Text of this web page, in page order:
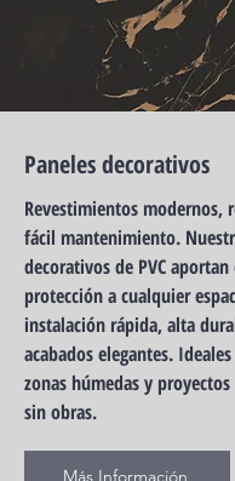
Paneles decorativos
Revestimientos modernos,
fácil mantenimiento.
decorativos de PVC
protección a cualquier
instalación rápida, alta
acabados elegantes.
zonas húmedas y
sin obras.
Más Información